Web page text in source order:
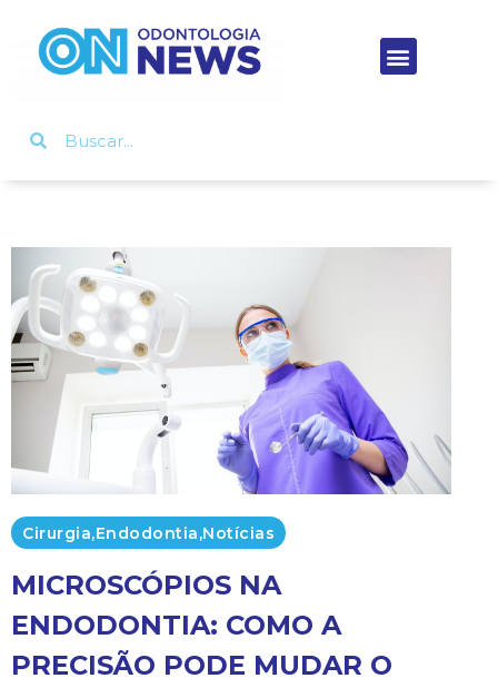
Cirurgia,Endodontia,Notícias
MICROSCÓPIOS NA
ENDODONTIA: COMO A
PRECISÃO PODE MUDAR O